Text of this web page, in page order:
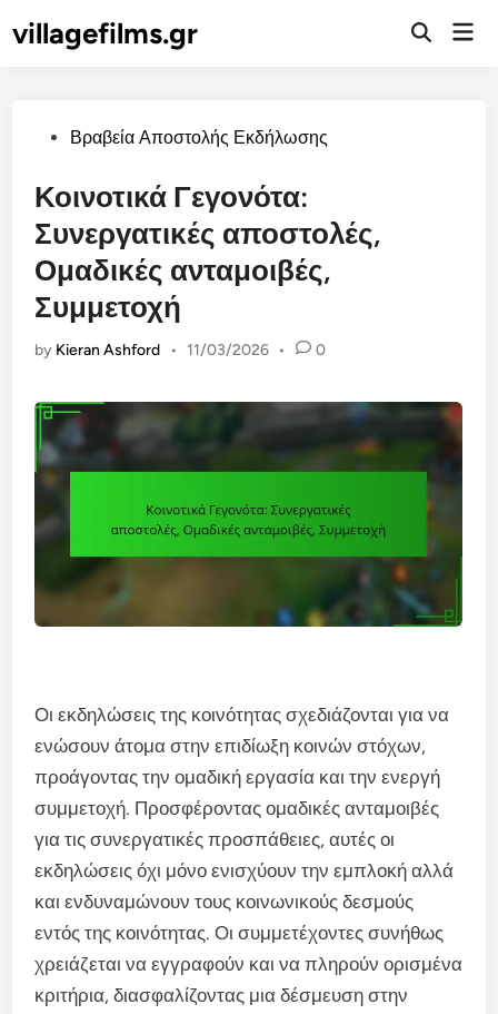
tovillagefilms.gr
Open
PostedΒραβεία Αποστολής Εκδήλωσης
Κοινοτικά Γεγονότα:
Συνεργατικές αποστολές,
Ομαδικές ανταμοιβές,
Συμμετοχή
by Kieran Ashford • 11/03/2026 • 0
Οι εκδηλώσεις της κοινότητας σχεδιάζονται για να
ενώσουν άτομα στην επιδίωξη κοινών στόχων,
προάγοντας την ομαδική εργασία και την ενεργή
συμμετοχή. Προσφέροντας ομαδικές ανταμοιβές
για τις συνεργατικές προσπάθειες, αυτές οι
εκδηλώσεις όχι μόνο ενισχύουν την εμπλοκή αλλά
και ενδυναμώνουν τους κοινωνικούς δεσμούς
εντός της κοινότητας. Οι συμμετέχοντες συνήθως
χρειάζεται να εγγραφούν και να πληρούν ορισμένα
κριτήρια, διασφαλίζοντας μια δέσμευση στην